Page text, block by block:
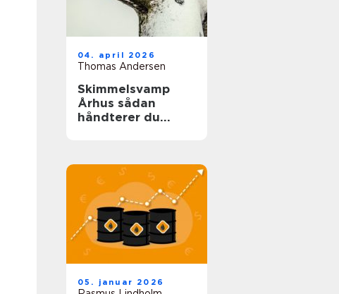
04. april 2026
Thomas Andersen
Skimmelsvamp
Århus sådan
håndterer du
05. januar 2026